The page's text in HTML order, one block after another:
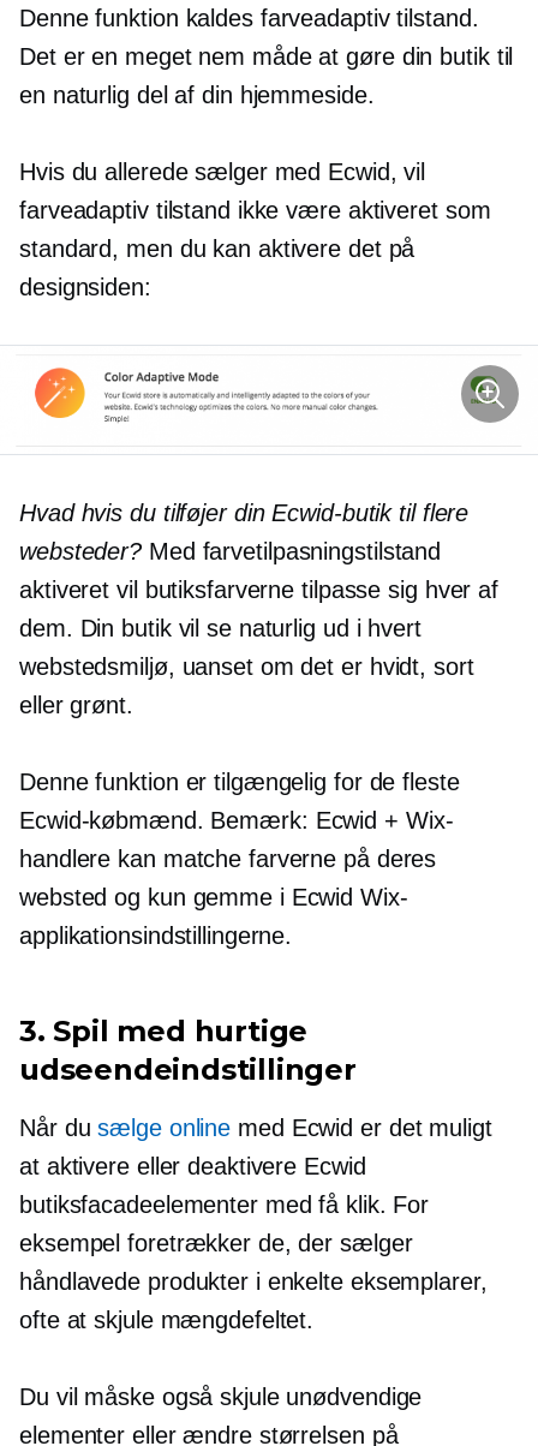
Denne funktion kaldes farveadaptiv tilstand.
Det er en meget nem måde at gøre din butik til
en naturlig del af din hjemmeside.
Hvis du allerede sælger med Ecwid, vil
farveadaptiv tilstand ikke være aktiveret som
standard, men du kan aktivere det på
designsiden:
Hvad hvis du tilføjer din Ecwid-butik til flere
websteder? Med farvetilpasningstilstand
aktiveret vil butiksfarverne tilpasse sig hver af
dem. Din butik vil se naturlig ud i hvert
webstedsmiljø, uanset om det er hvidt, sort
eller grønt.
Denne funktion er tilgængelig for de fleste
Ecwid-købmænd. Bemærk: Ecwid + Wix-
handlere kan matche farverne på deres
websted og kun gemme i Ecwid Wix-
applikationsindstillingerne.
3. Spil med hurtige
udseendeindstillinger
Når dusælge online med Ecwid er det muligt
at aktivere eller deaktivere Ecwid
butiksfacadeelementer med få klik. For
eksempel foretrækker de, der sælger
håndlavede produkter i enkelte eksemplarer,
ofte at skjule mængdefeltet.
Du vil måske også skjule unødvendige
elementer eller ændre størrelsen på